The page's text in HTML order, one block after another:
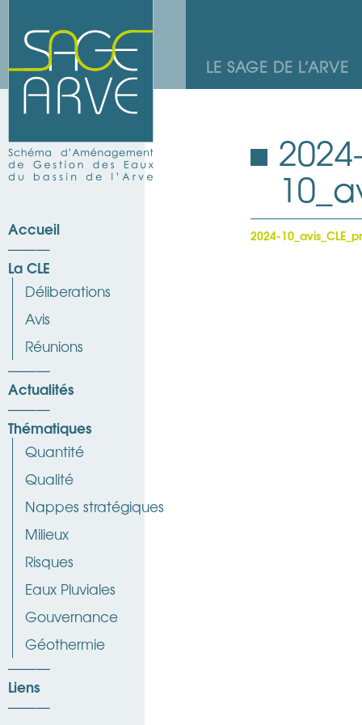
LE SAGE DE L’ARVE
Accueil
La CLE
Déliberations
Avis
Réunions
Actualités
Thématiques
Quantité
Qualité
Nappes stratégiques
Milieux
Risques
Eaux Pluviales
Gouvernance
Géothermie
Liens
2024-